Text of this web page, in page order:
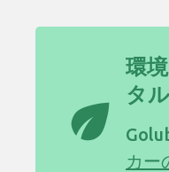
eco
環
タ
カー